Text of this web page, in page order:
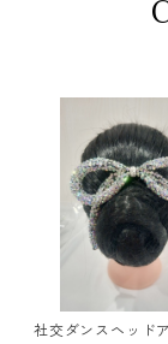
社交ダンスヘッド